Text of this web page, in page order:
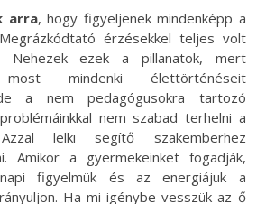
arra, hogy figyeljenek mindenképp a
érzésekkel teljes volt
Nehezek ezek a pillanatok, mert
most mindenki élettörténéseit
a nem pedagógusokra tartozó
nem szabad terhelni a
Azzal lelki segítő szakemberhez
Amikor a gyermekeinket fogadják,
figyelmük és az energiájuk a
Ha mi igénybe vesszük az ő